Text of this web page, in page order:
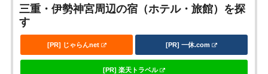
三重・伊勢神宮周辺の宿（ホテル・旅館）を探
す
[PR] じゃらんnet [PR] 一休.com
[PR] 楽天トラベル